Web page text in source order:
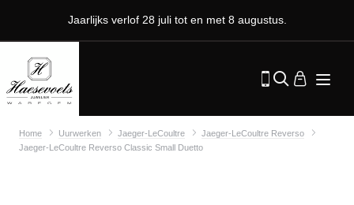
Jaarlijks verlof 28 juli tot en met 8 augustus.
Home Uurwerken Jaeger-LeCoultre
Jaeger-LeCoultre Reverso
Jaeger-LeCoultre Reverso Classic Small Duetto